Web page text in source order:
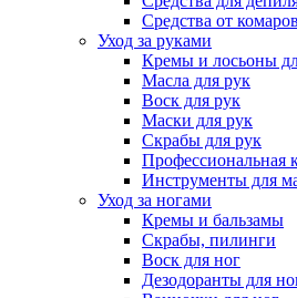
Средства от
Уход за руками
Кремы и лосьоны
Масла для рук
Воск для рук
Маски для рук
Скрабы для рук
Профессиональная
Инструменты для
Уход за ногами
Кремы и бальзамы
Скрабы, пилинги
Воск для ног
Дезодоранты для